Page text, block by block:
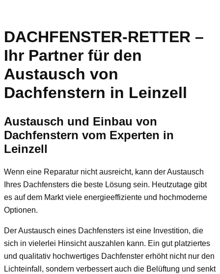
DACHFENSTER-RETTER –
Ihr Partner für den
Austausch von
Dachfenstern in Leinzell
Austausch und Einbau von
Dachfenstern vom Experten in
Leinzell
Wenn eine Reparatur nicht ausreicht, kann der Austausch
Ihres Dachfensters die beste Lösung sein. Heutzutage gibt
es auf dem Markt viele energieeffiziente und hochmoderne
Optionen.
Der Austausch eines Dachfensters ist eine Investition, die
sich in vielerlei Hinsicht auszahlen kann. Ein gut platziertes
und qualitativ hochwertiges Dachfenster erhöht nicht nur den
Lichteinfall, sondern verbessert auch die Belüftung und senkt